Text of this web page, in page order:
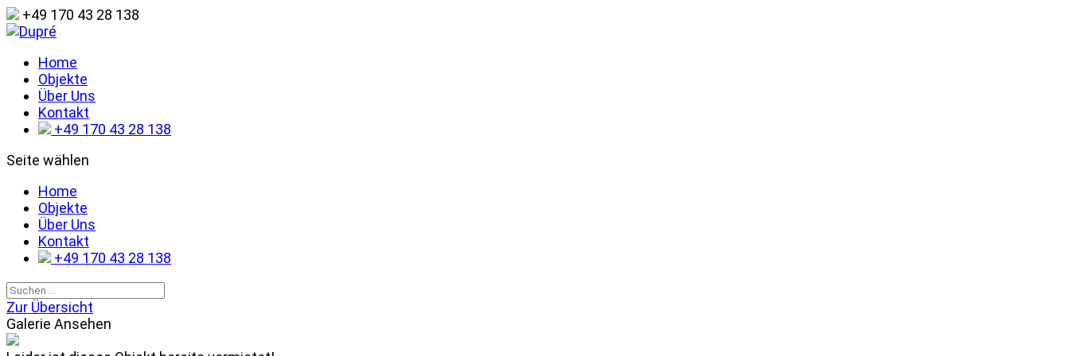
+49 170 43 28 138
Home
Objekte
Über Uns
Kontakt
+49 170 43 28 138
Seite wählen
Home
Objekte
Über Uns
Kontakt
+49 170 43 28 138
Zur Übersicht
Galerie Ansehen